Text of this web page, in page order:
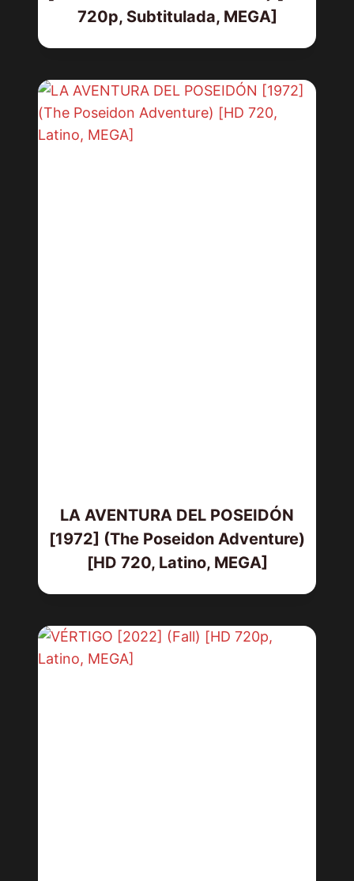
720p, Subtitulada, MEGA]
LA AVENTURA DEL POSEIDÓN
[1972] (The Poseidon Adventure)
[HD 720, Latino, MEGA]